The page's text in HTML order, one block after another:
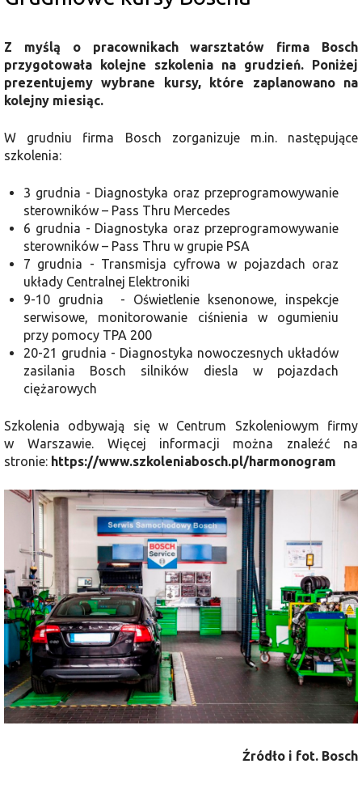
Z myślą o pracownikach warsztatów firma Bosch
przygotowała kolejne szkolenia na grudzień. Poniżej
prezentujemy wybrane kursy, które zaplanowano na
kolejny miesiąc.
W grudniu firma Bosch zorganizuje m.in. następujące
szkolenia:
3 grudnia - Diagnostyka oraz przeprogramowywanie
sterowników – Pass Thru Mercedes
6 grudnia - Diagnostyka oraz przeprogramowywanie
sterowników – Pass Thru w grupie PSA
7 grudnia - Transmisja cyfrowa w pojazdach oraz
układy Centralnej Elektroniki
9-10 grudnia - Oświetlenie ksenonowe, inspekcje
serwisowe, monitorowanie ciśnienia w ogumieniu
przy pomocy TPA 200
20-21 grudnia - Diagnostyka nowoczesnych układów
zasilania Bosch silników diesla w pojazdach
ciężarowych
Szkolenia odbywają się w Centrum Szkoleniowym firmy
w Warszawie. Więcej informacji można znaleźć na
stronie: https://www.szkoleniabosch.pl/harmonogram
Źródło i fot. Bosch